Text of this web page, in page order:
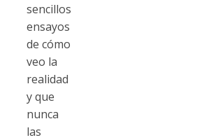
sencillos
ensayos
de cómo
veo la
realidad
y que
nunca
las